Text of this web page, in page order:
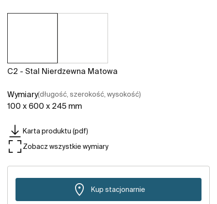
C2 - Stal Nierdzewna Matowa
Wymiary(długość, szerokość, wysokość)
100 x 600 x 245 mm
Karta produktu (pdf)
Zobacz wszystkie wymiary
Kup stacjonarnie